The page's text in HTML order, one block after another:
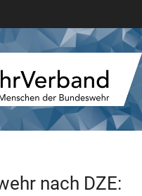
nach DZE: